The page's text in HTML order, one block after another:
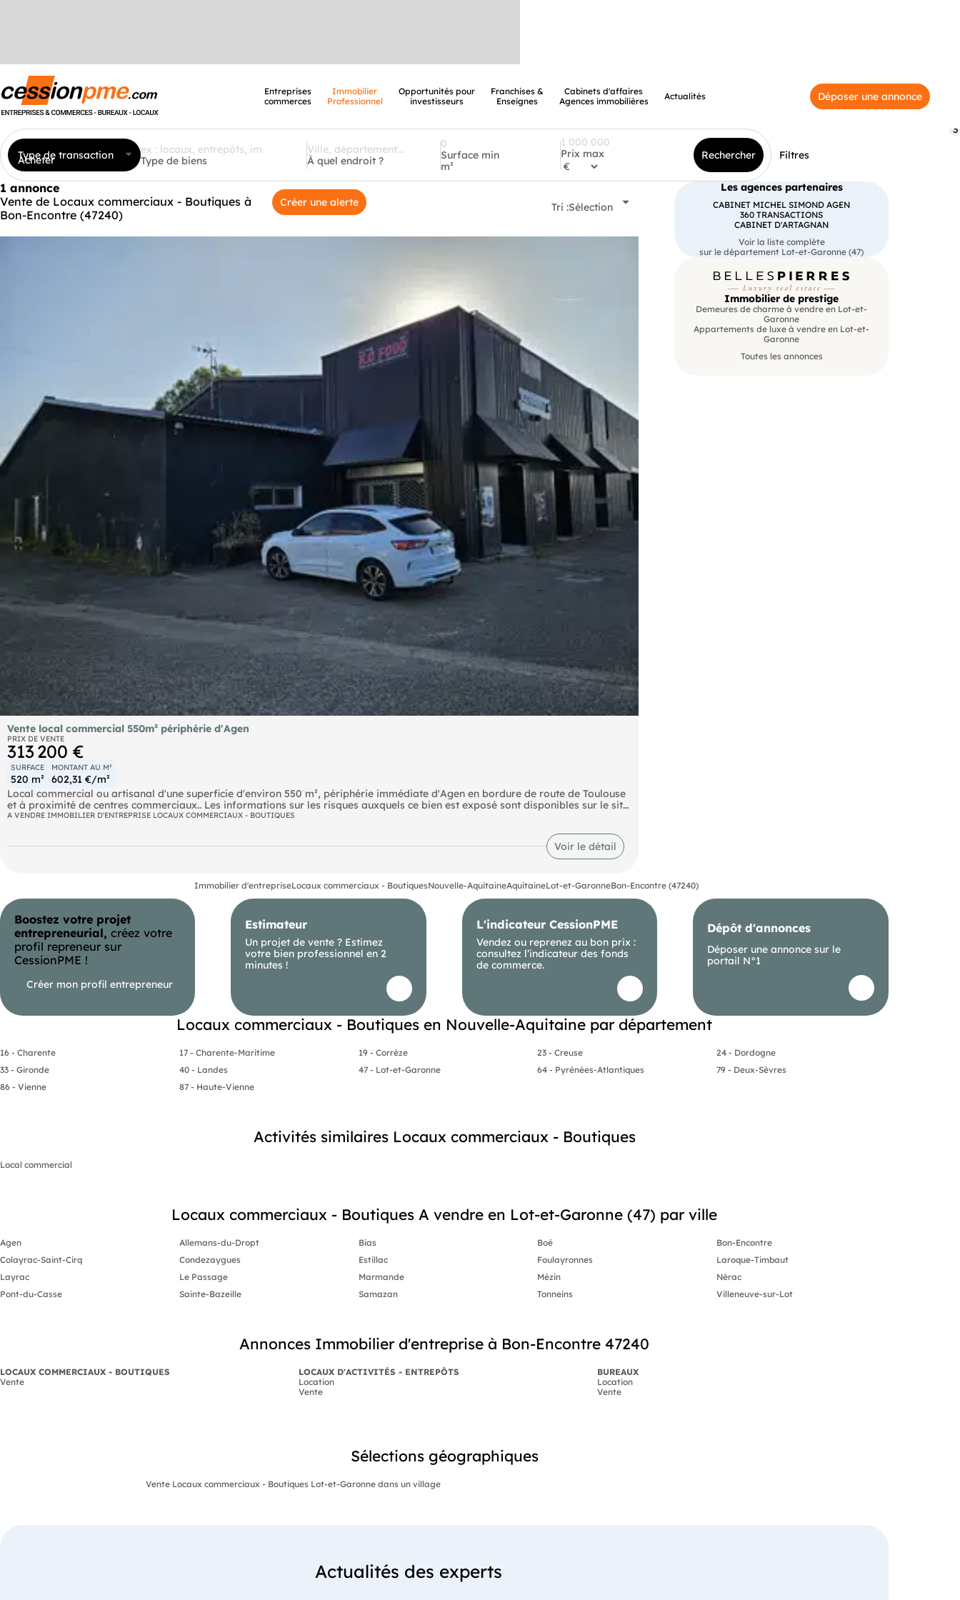
Entreprises
commerces
Immobilier
Professionnel
Opportunités pour
investisseurs
Franchises &
Enseignes
Cabinets d'affaires
Agences immobilières
Actualités Déposer une annonce
Type de transaction
Acheter Type de biens À quel endroit ?
Surface min
m²
Prix max Rechercher Filtres
3
1 annonce
Vente de Locaux commerciaux - Boutiques à
Bon-Encontre (47240)
Créer une alerte Tri :Sélection
Vente local commercial 550m² périphérie d'Agen
PRIX DE VENTE
313 200 €
SURFACE
520 m²
MONTANT AU M²
602,31 €/m²
Local commercial ou artisanal d'une superficie d'environ 550 m², périphérie immédiate d'Agen en bordure de route de Toulouse
et à proximité de centres commerciaux.. Les informations sur les risques auxquels ce bien est exposé sont disponibles sur le site
https://www.georisques.gouv.fr.
A VENDRE IMMOBILIER D'ENTREPRISE LOCAUX COMMERCIAUX - BOUTIQUES
Voir le détail
Les agences partenaires
CABINET MICHEL SIMOND AGEN
360 TRANSACTIONS
CABINET D'ARTAGNAN
Voir la liste complète
sur le département Lot-et-Garonne (47)
Immobilier de prestige
Demeures de charme à vendre en Lot-et-
Garonne
Appartements de luxe à vendre en Lot-et-
Garonne
Toutes les annonces
Immobilier d'entrepriseLocaux commerciaux - BoutiquesNouvelle-AquitaineAquitaineLot-et-GaronneBon-Encontre (47240)
Boostez votre projet
entrepreneurial, créez votre
profil repreneur sur
CessionPME !
Créer mon profil entrepreneur
Estimateur
Un projet de vente ? Estimez
votre bien professionnel en 2
minutes !
L'indicateur CessionPME
Vendez ou reprenez au bon prix :
consultez l’indicateur des fonds
de commerce.
Dépôt d'annonces
Déposer une annonce sur le
portail N°1
Locaux commerciaux - Boutiques en Nouvelle-Aquitaine par département
16 - Charente 17 - Charente-Maritime 19 - Corrèze 23 - Creuse
24 - Dordogne
33 - Gironde
40 - Landes 47 - Lot-et-Garonne 64 - Pyrénées-Atlantiques
79 - Deux-Sèvres
86 - Vienne
87 - Haute-Vienne
Activités similaires Locaux commerciaux - Boutiques
Local commercial
Locaux commerciaux - Boutiques A vendre en Lot-et-Garonne (47) par ville
Agen Allemans-du-Dropt Bias Boé
Bon-Encontre
Colayrac-Saint-Cirq
Condezaygues Estillac Foulayronnes
Laroque-Timbaut
Layrac
Le Passage Marmande Mézin
Nérac
Pont-du-Casse
Sainte-Bazeille Samazan Tonneins Villeneuve-sur-Lot
Annonces Immobilier d'entreprise à Bon-Encontre 47240
LOCAUX COMMERCIAUX - BOUTIQUES
Vente
LOCAUX D'ACTIVITÉS - ENTREPÔTS
Location
Vente
BUREAUX
Location
Vente
Sélections géographiques
Vente Locaux commerciaux - Boutiques Lot-et-Garonne dans un village
Actualités des experts